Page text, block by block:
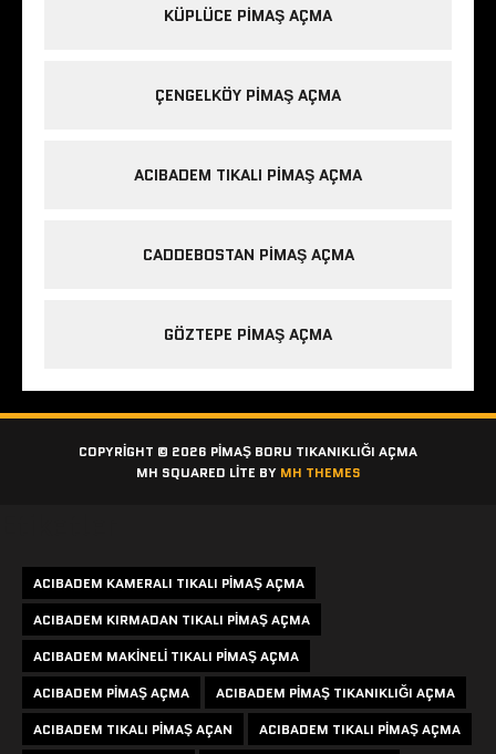
KÜPLÜCE PIMAŞ AÇMA
ÇENGELKÖY PIMAŞ AÇMA
ACIBADEM TIKALI PIMAŞ AÇMA
CADDEBOSTAN PIMAŞ AÇMA
GÖZTEPE PIMAŞ AÇMA
COPYRIGHT © 2026 PIMAŞ BORU TIKANIKLIĞI AÇMA
MH SQUARED LITE BY MH THEMES
ACIBADEM KAMERALI TIKALI PIMAŞ AÇMA
ACIBADEM KIRMADAN TIKALI PIMAŞ AÇMA
ACIBADEM MAKINELI TIKALI PIMAŞ AÇMA
ACIBADEM PIMAŞ AÇMA
ACIBADEM PIMAŞ TIKANIKLIĞI AÇMA
ACIBADEM TIKALI PIMAŞ AÇAN
ACIBADEM TIKALI PIMAŞ AÇMA